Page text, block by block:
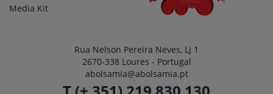
Media Kit
Rua Nelson Pereira Neves, Lj 1
2670-338 Loures - Portugal
abolsamia@abolsamia.pt